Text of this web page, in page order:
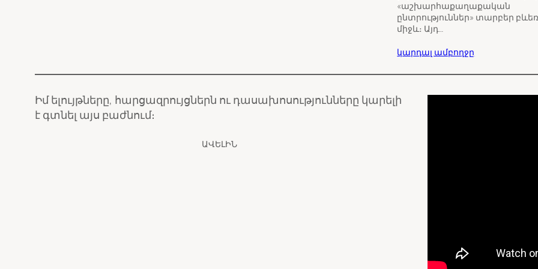
«աշխարհաքաղաքական
ընտրություններ» տարբեր
միջև։ Այդ…
կարդալ ամբողջը
Իմ ելույթները, հարցազրույցներն ու դասախոսությունները կարելի
է գտնել այս բաժնում։
ԱՎԵԼԻՆ